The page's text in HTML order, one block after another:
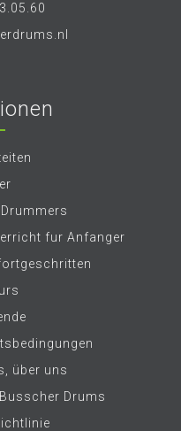
fur Anfanger
über uns
Drums